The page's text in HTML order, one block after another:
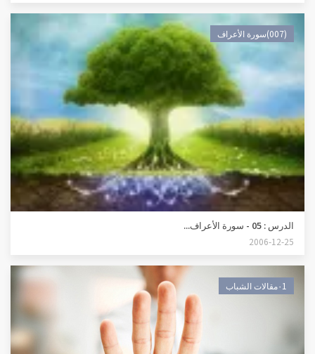
(007)سورة الأعراف
الدرس : 05 - سورة الأعراف...
2006-12-25
٠1مقالات الشباب